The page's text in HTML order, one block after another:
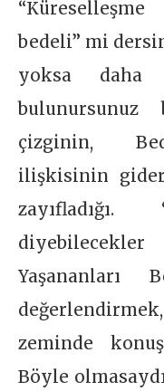
bedeli” mi
yoksa daha
çizginin,
ilişkisinin
Yaşananları
zeminde
Böyle